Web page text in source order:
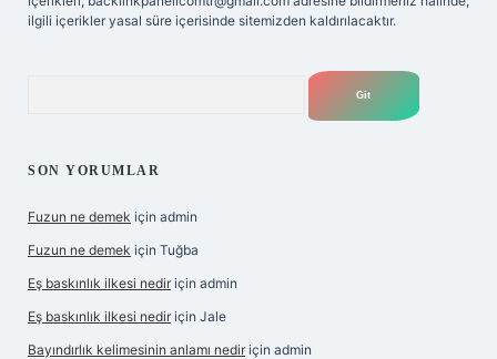
ilgili içerikler yasal süre içerisinde sitemizden kaldırılacaktır.
SON YORUMLAR
Fuzun ne demek için admin
Fuzun ne demek için Tuğba
Eş baskınlık ilkesi nedir için admin
Eş baskınlık ilkesi nedir için Jale
Bayındırlık kelimesinin anlamı nedir için admin